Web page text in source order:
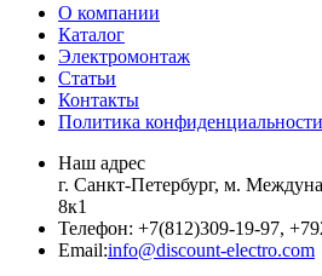
О компании
Каталог
Электромонтаж
Статьи
Контакты
Политика конфиденциальности
Наш адрес
г. Санкт-Петербург, м.
8к1
Телефон: +7(812)309-19-97,
Email:info@discount-electro.com